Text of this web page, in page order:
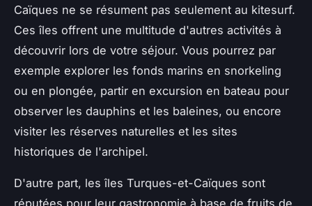
Caïques ne se résument pas seulement au kitesurf.
Ces îles offrent une multitude d'autres activités à
découvrir lors de votre séjour. Vous pourrez par
exemple explorer les fonds marins en snorkeling
ou en plongée, partir en excursion en bateau pour
observer les dauphins et les baleines, ou encore
visiter les réserves naturelles et les sites
historiques de l'archipel.
D'autre part, les îles Turques-et-Caïques sont
réputées pour leur gastronomie à base de fruits de